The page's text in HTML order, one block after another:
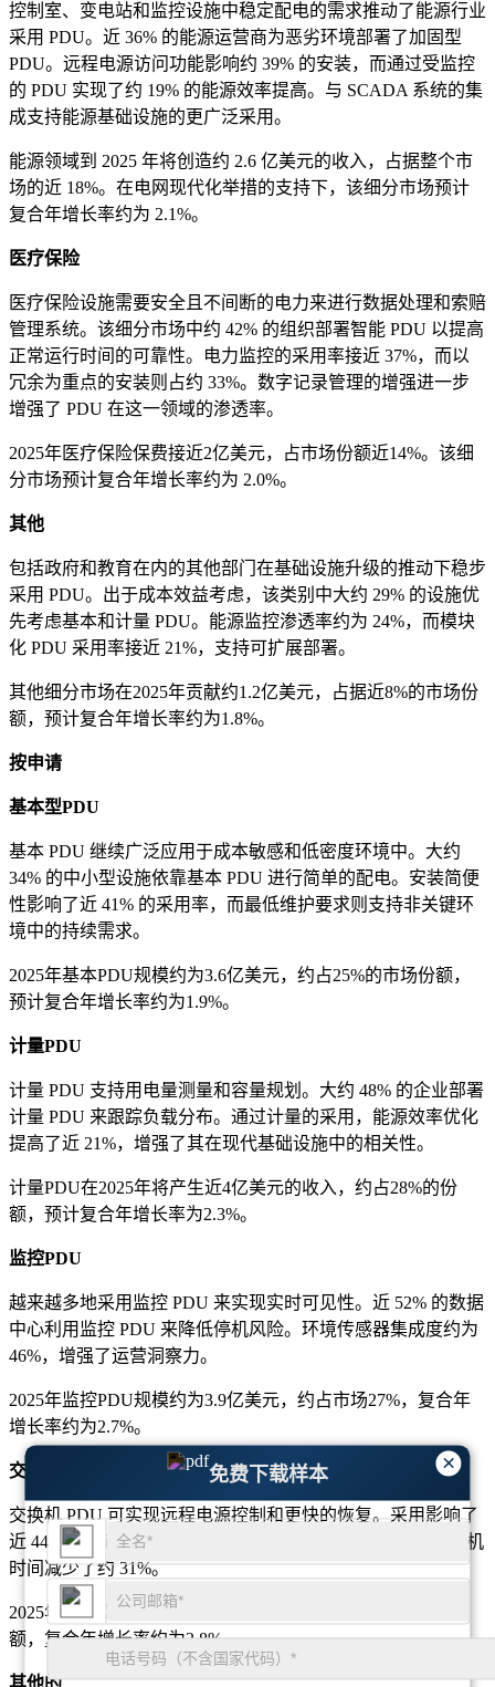
×
免费下载样本
控制室、变电站和监控设施中稳定配电的需求推动了能源行业
采用 PDU。近 36% 的能源运营商为恶劣环境部署了加固型
PDU。远程电源访问功能影响约 39% 的安装，而通过受监控
的 PDU 实现了约 19% 的能源效率提高。与 SCADA 系统的集
成支持能源基础设施的更广泛采用。
能源领域到 2025 年将创造约 2.6 亿美元的收入，占据整个市
场的近 18%。在电网现代化举措的支持下，该细分市场预计
复合年增长率约为 2.1%。
医疗保险
医疗保险设施需要安全且不间断的电力来进行数据处理和索赔
管理系统。该细分市场中约 42% 的组织部署智能 PDU 以提高
正常运行时间的可靠性。电力监控的采用率接近 37%，而以
冗余为重点的安装则占约 33%。数字记录管理的增强进一步
增强了 PDU 在这一领域的渗透率。
2025年医疗保险保费接近2亿美元，占市场份额近14%。该细
分市场预计复合年增长率约为 2.0%。
其他
包括政府和教育在内的其他部门在基础设施升级的推动下稳步
采用 PDU。出于成本效益考虑，该类别中大约 29% 的设施优
先考虑基本和计量 PDU。能源监控渗透率约为 24%，而模块
化 PDU 采用率接近 21%，支持可扩展部署。
其他细分市场在2025年贡献约1.2亿美元，占据近8%的市场份
额，预计复合年增长率约为1.8%。
按申请
基本型PDU
基本 PDU 继续广泛应用于成本敏感和低密度环境中。大约
34% 的中小型设施依靠基本 PDU 进行简单的配电。安装简便
性影响了近 41% 的采用率，而最低维护要求则支持非关键环
境中的持续需求。
2025年基本PDU规模约为3.6亿美元，约占25%的市场份额，
预计复合年增长率约为1.9%。
计量PDU
计量 PDU 支持用电量测量和容量规划。大约 48% 的企业部署
计量 PDU 来跟踪负载分布。通过计量的采用，能源效率优化
提高了近 21%，增强了其在现代基础设施中的相关性。
计量PDU在2025年将产生近4亿美元的收入，约占28%的份
额，预计复合年增长率为2.3%。
监控PDU
越来越多地采用监控 PDU 来实现实时可见性。近 52% 的数据
中心利用监控 PDU 来降低停机风险。环境传感器集成度约为
46%，增强了运营洞察力。
2025年监控PDU规模约为3.9亿美元，约占市场27%，复合年
增长率约为2.7%。
交换机PDU
交换机 PDU 可实现远程电源控制和更快的恢复。采用影响了
近 44% 寻求运营敏捷性的设施。通过交换式 PDU 部署，停机
时间减少了约 31%。
2025年，交换机PDU贡献接近2.2亿美元，占据近15%的份
额，复合年增长率约为2.8%。